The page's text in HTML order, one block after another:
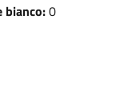
bianco:0